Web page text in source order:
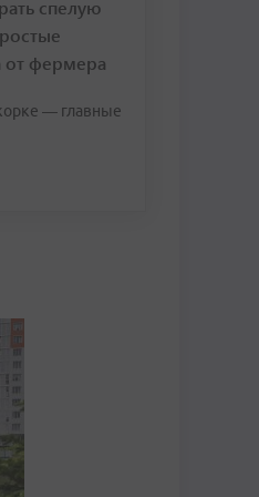
спелую
от фермера
— главные